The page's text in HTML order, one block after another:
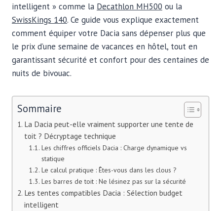
intelligent » comme la Decathlon MH500 ou la
SwissKings 140. Ce guide vous explique exactement
comment équiper votre Dacia sans dépenser plus que
le prix d’une semaine de vacances en hôtel, tout en
garantissant sécurité et confort pour des centaines de
nuits de bivouac.
Sommaire
La Dacia peut-elle vraiment supporter une tente de
toit ? Décryptage technique
Les chiffres officiels Dacia : Charge dynamique vs
statique
Le calcul pratique : Êtes-vous dans les clous ?
Les barres de toit : Ne lésinez pas sur la sécurité
Les tentes compatibles Dacia : Sélection budget
intelligent